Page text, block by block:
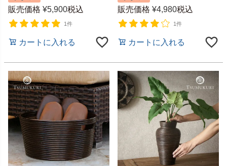
販売価格 ¥5,900税込
1件
カートに入れる
販売価格 ¥4,980税込
1件
カートに入れる